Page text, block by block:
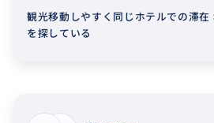
観光移動しやすく同じホテルでの滞在
を探している